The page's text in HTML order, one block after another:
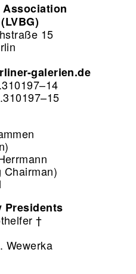
Association
15
galerien.de
Chairman)
Presidents
†
Wewerka